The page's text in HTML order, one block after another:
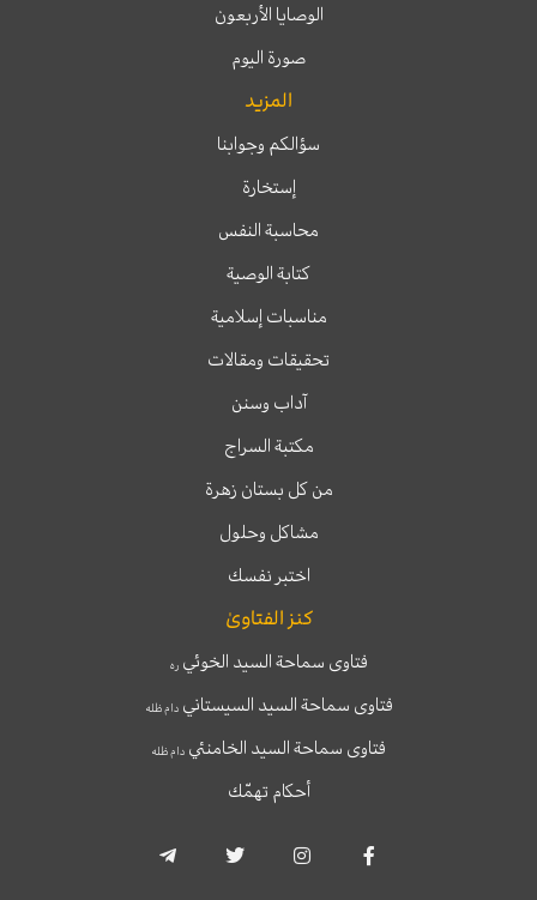
الوصايا الأربعون
صورة اليوم
المزيد
سؤالكم وجوابنا
إستخارة
محاسبة النفس
كتابة الوصية
مناسبات إسلامية
تحقيقات ومقالات
آداب وسنن
مكتبة السراج
من كل بستان زهرة
مشاكل وحلول
اختبر نفسك
كنز الفتاوىٰ
فتاوى سماحة السيد الخوئيره
فتاوى سماحة السيد السيستانيدام ظله
فتاوى سماحة السيد الخامنئي دام ظله
أحكام تهمّك
a
c
s
i
l